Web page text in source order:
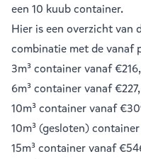
een 10 kuub container.
Hier is een overzicht van
combinatie met de vanaf
3m³ containervanaf
6m³ containervanaf
10m³ containervanaf
10m³ (gesloten) container
15m³ containervanaf